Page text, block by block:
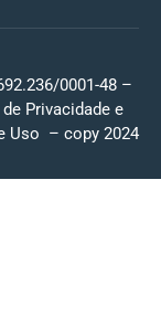
0001-48 –
Privacidade e
Uso – copy 2024